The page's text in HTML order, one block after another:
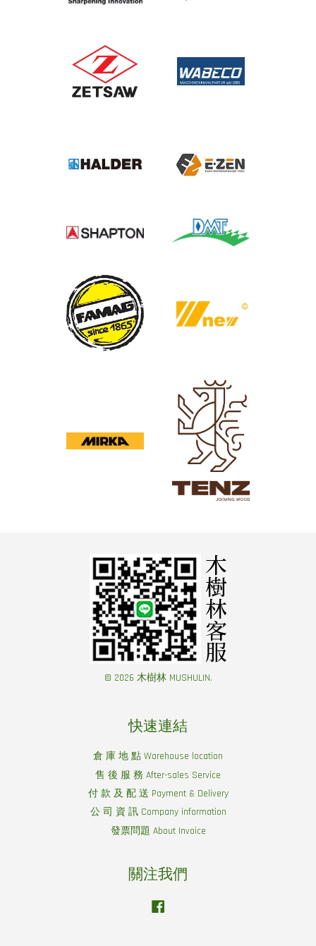
© 2026 木樹林 MUSHULIN.
快速連結
倉 庫 地 點 Warehouse location
售 後 服 務 After-sales Service
付 款 及 配 送 Payment & Delivery
公 司 資 訊 Company information
發票問題 About Invoice
關注我們